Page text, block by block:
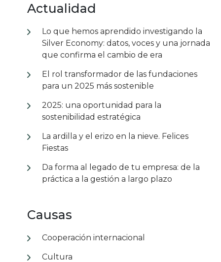
Actualidad
Lo que hemos aprendido investigando la
Silver Economy: datos, voces y una jornada
que confirma el cambio de era
El rol transformador de las fundaciones
para un 2025 más sostenible
2025: una oportunidad para la
sostenibilidad estratégica
La ardilla y el erizo en la nieve. Felices
Fiestas
Da forma al legado de tu empresa: de la
práctica a la gestión a largo plazo
Causas
Cooperación internacional
Cultura